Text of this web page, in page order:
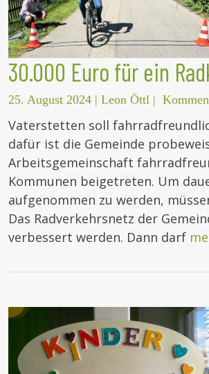
30.000 Euro für ein
25. August 2024 | Leon Öttl |
Vaterstetten soll
dafür ist die Gemeinde
Arbeitsgemeinschaft
Kommunen beigetreten. Um
aufgenommen zu werden,
Das Radverkehrsnetz der
verbessert werden. Dann darf